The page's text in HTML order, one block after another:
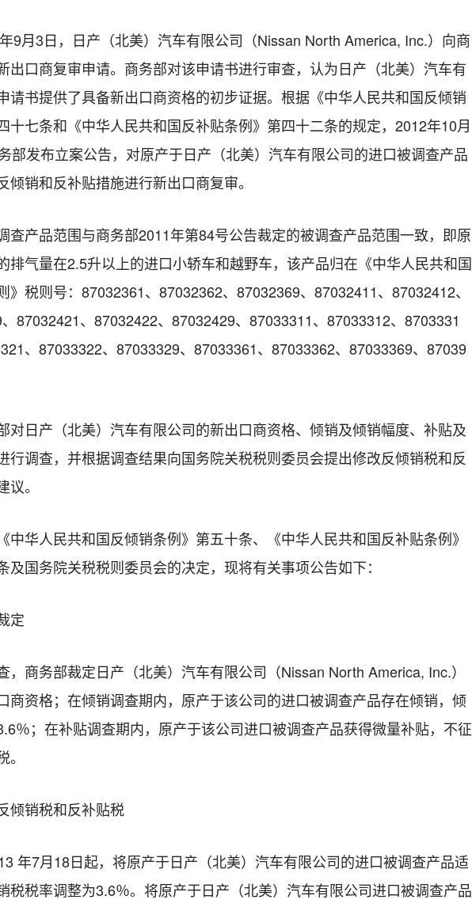
月3日，日产（北美）汽车有限公司（Nissan North America, Inc.）向商
出口商复审申请。商务部对该申请书进行审查，认为日产（北美）汽车有
请书提供了具备新出口商资格的初步证据。根据《中华人民共和国反倾销
十七条和《中华人民共和国反补贴条例》第四十二条的规定，2012年10月
部发布立案公告，对原产于日产（北美）汽车有限公司的进口被调查产品
倾销和反补贴措施进行新出口商复审。
产品范围与商务部2011年第84号公告裁定的被调查产品范围一致，即原
排气量在2.5升以上的进口小轿车和越野车，该产品归在《中华人民共和国
》税则号：87032361、87032362、87032369、87032411、87032412、
87032421、87032422、87032429、87033311、87033312、8703331
、87033322、87033329、87033361、87033362、87033369、87039
日产（北美）汽车有限公司的新出口商资格、倾销及倾销幅度、补贴及
行调查，并根据调查结果向国务院关税税则委员会提出修改反倾销税和反
议。
华人民共和国反倾销条例》第五十条、《中华人民共和国反补贴条例》
及国务院关税税则委员会的决定，现将有关事项公告如下：
定
商务部裁定日产（北美）汽车有限公司（Nissan North America, Inc.）
商资格；在倾销调查期内，原产于该公司的进口被调查产品存在倾销，倾
％；在补贴调查期内，原产于该公司进口被调查产品获得微量补贴，不征
销税和反补贴税
7月18日起，将原产于日产（北美）汽车有限公司的进口被调查产品适
税税率调整为3.6％。将原产于日产（北美）汽车有限公司进口被调查产品